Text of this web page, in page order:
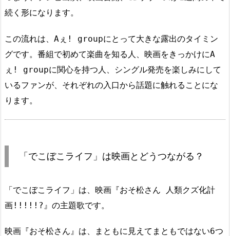
続く形になります。
この流れは、Aぇ! groupにとって大きな露出のタイミン
グです。番組で初めて楽曲を知る人、映画をきっかけにA
ぇ! groupに関心を持つ人、シングル発売を楽しみにして
いるファンが、それぞれの入口から話題に触れることにな
ります。
「でこぼこライフ」は映画とどうつながる？
「でこぼこライフ」は、映画『おそ松さん 人類クズ化計
画!!!!!?』の主題歌です。
映画『おそ松さん』は、まともに見えてまともではない6つ